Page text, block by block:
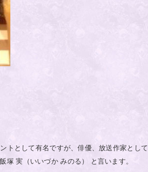
トとして有名ですが、俳優、放送作家として
飯塚 実 （いいづか みのる） と言います。